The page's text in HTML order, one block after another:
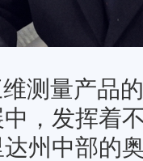
测量产品
，发挥着
州中部的